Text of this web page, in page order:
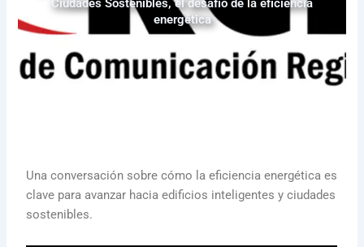
Ciudades Sostenibles, el desafío de la eficiencia
energética
Una conversación sobre cómo la eficiencia energética es
clave para avanzar hacia edificios inteligentes y ciudades
sostenibles.